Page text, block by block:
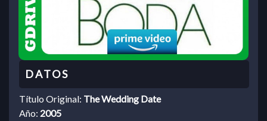
Título Original: The Wedding Date
Año: 2005